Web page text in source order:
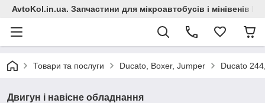
AvtoKol.in.ua. Запчастини для мікроавтобусів і мінівенів
Товари та послуги Ducato, Boxer, Jumper Ducato
Двигун і навісне обладнання